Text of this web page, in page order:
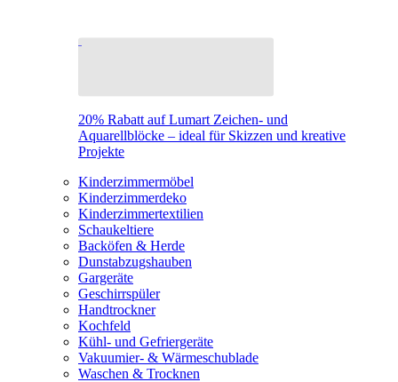
20% Rabatt auf Lumart Zeichen- und
Aquarellblöcke – ideal für Skizzen und kreative
Projekte
Kinderzimmermöbel
Kinderzimmerdeko
Kinderzimmertextilien
Schaukeltiere
Backöfen & Herde
Dunstabzugshauben
Gargeräte
Geschirrspüler
Handtrockner
Kochfeld
Kühl- und Gefriergeräte
Vakuumier- & Wärmeschublade
Waschen & Trocknen